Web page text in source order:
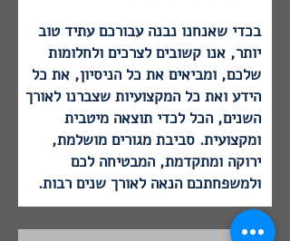
בכדי שאנחנו נבנה עבורכם עתיד טוב
יותר, אנו קשובים לצרכים ולחלומות
שלכם, ומביאים את כל הניסיון, את כל
הידע ואת כל המקצועיות שצברנו לאורך
השנים, הכל לכדי תוצאה מיטבית
ומקצועית. סביבת מגורים מושלמת,
ירוקה ומתקדמת, המבטיחה לכם
ולמשפחתכם הנאה לאורך שנים רבות.